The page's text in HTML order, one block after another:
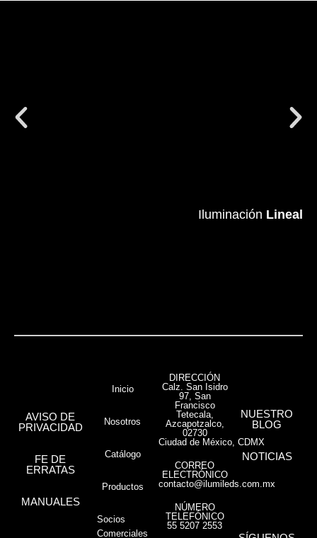
Iluminación Lineal
Iluminación Lineal
AVISO DE
PRIVACIDAD
FE DE
ERRATAS
MANUALES
Inicio
Nosotros
Catálogo
Productos
Socios
Comerciales
DIRECCIÓN
Calz. San Isidro
97, San
Francisco
Tetecala,
Azcapotzalco,
02730
Ciudad de México, CDMX
CORREO
ELECTRÓNICO
contacto@ilumileds.com.mx
NÚMERO
TELEFÓNICO
55 5207 2553
NUESTRO
BLOG
NOTICIAS